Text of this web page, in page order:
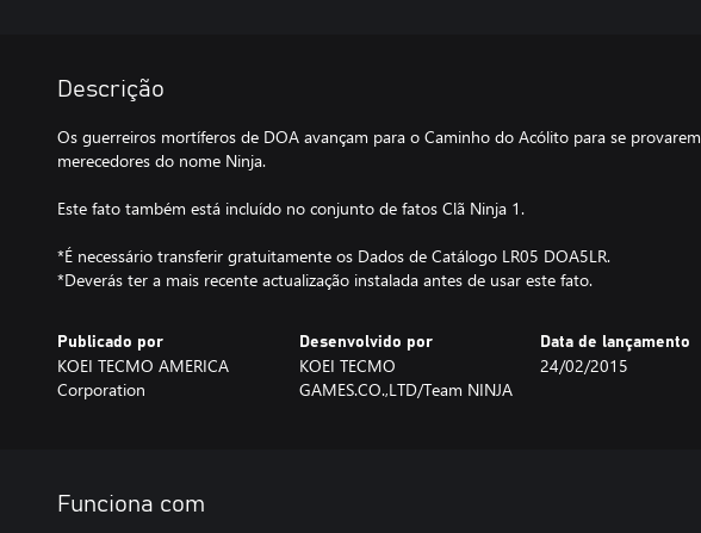
Descrição
Os guerreiros mortíferos de DOA avançam para o Caminho do Acólito para se provarem
merecedores do nome Ninja.
Este fato também está incluído no conjunto de fatos Clã Ninja 1.
*É necessário transferir gratuitamente os Dados de Catálogo LR05 DOA5LR.
*Deverás ter a mais recente actualização instalada antes de usar este fato.
Publicado por
KOEI TECMO AMERICA
Corporation
Desenvolvido por
KOEI TECMO
GAMES.CO.,LTD/Team NINJA
Data de lançamento
24/02/2015
Funciona com